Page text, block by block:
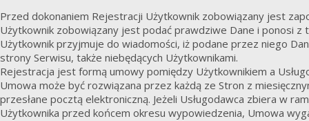
Przed dokonaniem Rejestracji Użytkownik zobowiązany jest
Użytkownik zobowiązany jest podać prawdziwe Dane i ponosi z
Użytkownik przyjmuje do wiadomości, iż podane przez niego
strony Serwisu, także niebędących Użytkownikami.
Rejestracja jest formą umowy pomiędzy Użytkownikiem a
Umowa może być rozwiązana przez każdą ze Stron z
przesłane pocztą elektroniczną. Jeżeli Usługodawca zbiera w
Użytkownika przed końcem okresu wypowiedzenia, Umowa